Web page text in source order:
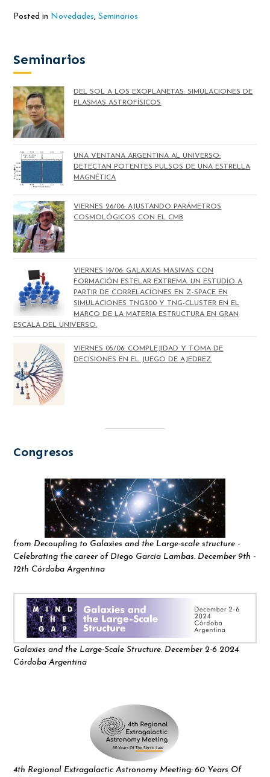
Posted in Novedades,Seminarios
Seminarios
DEL SOL A LOS EXOPLANETAS: SIMULACIONES DE
PLASMAS ASTROFÍSICOS
UNA VENTANA ARGENTINA AL UNIVERSO:
DETECTAN POTENTES PULSOS DE UNA ESTRELLA
MAGNÉTICA
VIERNES 26/06: AJUSTANDO PARÁMETROS
COSMOLÓGICOS CON EL CMB
VIERNES 19/06: GALAXIAS MASIVAS CON
FORMACIÓN ESTELAR EXTREMA. UN ESTUDIO A
PARTIR DE CORRELACIONES EN Z-SPACE EN
SIMULACIONES TNG300 Y TNG-CLUSTER EN EL
MARCO DE LA MATERIA ESTRUCTURA EN GRAN
ESCALA DEL UNIVERSO.
VIERNES 05/06: COMPLEJIDAD Y TOMA DE
DECISIONES EN EL JUEGO DE AJEDREZ
Congresos
from Decoupling to Galaxies and the Large-scale structure -
Celebrating the career of Diego García Lambas. December 9th -
12th Córdoba Argentina
Galaxies and the Large-Scale Structure. December 2-6 2024
Córdoba Argentina
4th Regional Extragalactic Astronomy Meeting: 60 Years Of